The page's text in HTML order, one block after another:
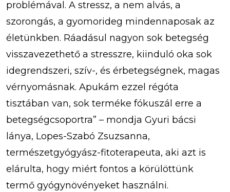
problémával. A stressz, a nem alvás, a
szorongás, a gyomorideg mindennaposak az
életünkben. Ráadásul nagyon sok betegség
visszavezethető a stresszre, kiinduló oka sok
idegrendszeri, szív-, és érbetegségnek, magas
vérnyomásnak. Apukám ezzel régóta
tisztában van, sok terméke fókuszál erre a
betegségcsoportra” – mondja Gyuri bácsi
lánya, Lopes-Szabó Zsuzsanna,
természetgyógyász-fitoterapeuta, aki azt is
elárulta, hogy miért fontos a körülöttünk
termő gyógynövényeket használni.